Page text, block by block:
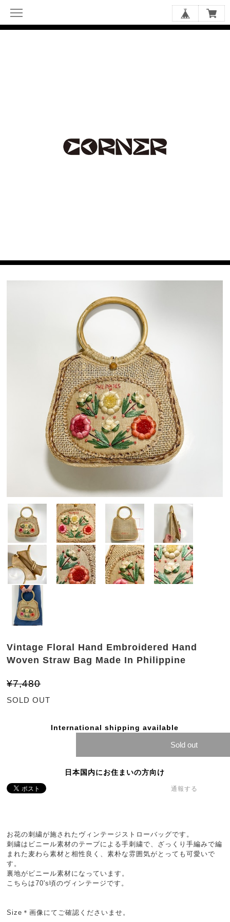
Vintage Floral Hand Embroidered Hand
Woven Straw Bag Made In Philippine
¥7,480
SOLD OUT
International shipping available
Sold out
日本国内にお住まいの方向け
通報する
お花の刺繍が施されたヴィンテージストローバッグです。
刺繍はビニール素材のテープによる手刺繍で、ざっくり手編みで編
まれた麦わら素材と相性良く、素朴な雰囲気がとっても可愛いで
す。
裏地がビニール素材になっています。
こちらは70's頃のヴィンテージです。
Size＊画像にてご確認くださいませ。